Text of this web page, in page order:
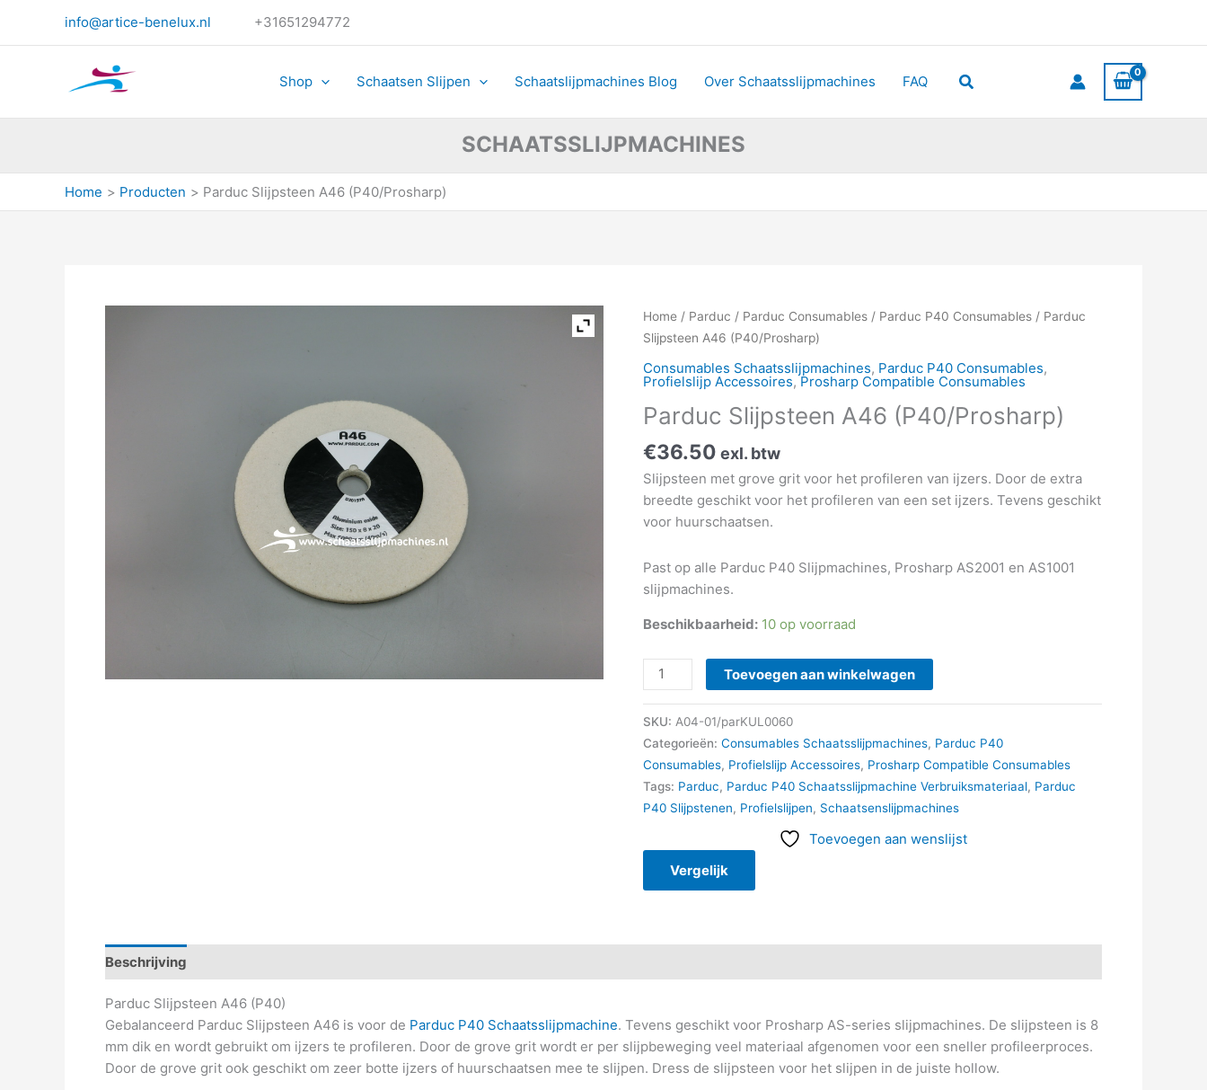
info@artice-benelux.nl +31651294772
Shop Schaatsen Slijpen Schaatslijpmachines Blog Over Schaatsslijpmachines FAQ Zoeken
SCHAATSSLIJPMACHINES
Home Producten Parduc Slijpsteen A46 (P40/Prosharp)
Home / Parduc / Parduc Consumables / Parduc P40 Consumables / Parduc
Slijpsteen A46 (P40/Prosharp)
Consumables Schaatsslijpmachines, Parduc P40 Consumables,
Profielslijp Accessoires,Prosharp Compatible Consumables
Parduc Slijpsteen A46 (P40/Prosharp)
€36.50 exl. btw
Slijpsteen met grove grit voor het profileren van ijzers. Door de extra
breedte geschikt voor het profileren van een set ijzers. Tevens geschikt
voor huurschaatsen.
Past op alle Parduc P40 Slijpmachines, Prosharp AS2001 en AS1001
slijpmachines.
Beschikbaarheid: 10 op voorraad
Parduc
Slijpsteen
(P40/Prosharp)
Toevoegen aan winkelwagen
SKU: A04-01/parKUL0060
Categorieën:Consumables Schaatsslijpmachines, Parduc P40
Consumables, Profielslijp Accessoires, Prosharp Compatible Consumables
Tags: Parduc, Parduc P40 Schaatsslijpmachine Verbruiksmateriaal, Parduc
P40 Slijpstenen, Profielslijpen, Schaatsenslijpmachines
Toevoegen aan wenslijst
Vergelijk
Beschrijving
Parduc Slijpsteen A46 (P40)
Gebalanceerd Parduc Slijpsteen A46 is voor de Parduc P40 Schaatsslijpmachine. Tevens geschikt voor Prosharp AS-series slijpmachines. De slijpsteen is 8
mm dik en wordt gebruikt om ijzers te profileren. Door de grove grit wordt er per slijpbeweging veel materiaal afgenomen voor een sneller profileerproces.
Door de grove grit ook geschikt om zeer botte ijzers of huurschaatsen mee te slijpen. Dress de slijpsteen voor het slijpen in de juiste hollow.